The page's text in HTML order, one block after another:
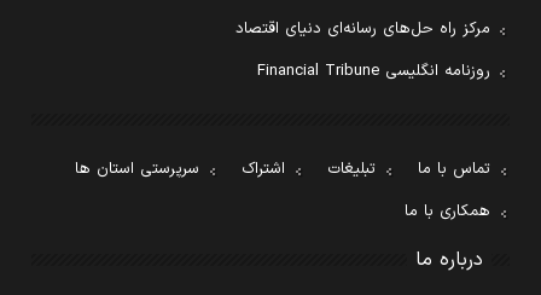
مرکز راه حل‌های رسانه‌ای دنیای اقتصاد
روزنامه انگلیسی Financial Tribune
تماس با ما تبلیغات اشتراک
سرپرستی استان ها
همکاری با ما
درباره ما